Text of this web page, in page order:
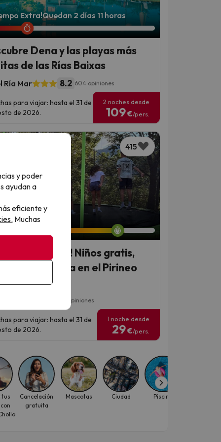
Extra!Quedan 2 días 11 horas
Dena y las playas más
de las Rías Baixas
Ría Mar 8.2 604 opiniones
para viajar: hasta el 31 de
de 2026.
2 noches desde
109€/pers.
415
8 días 3 horas
en familia! Niños gratis,
y piscina en el Pirineo
2279 opiniones
para viajar: hasta el 31 de
de 2026.
1 noche desde
29€/pers.
tus
Cancelación
gratuita
Mascotas Ciudad Piscina
y poder
ayudan a
eficiente y
Muchas